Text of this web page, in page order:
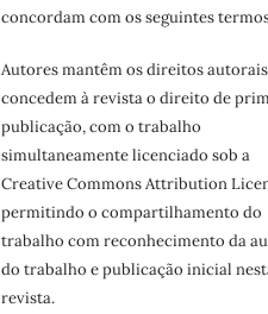
concordam com os seguintes
Autores mantêm os direitos
concedem à revista o direito de
publicação, com o trabalho
simultaneamente licenciado sob a
Creative Commons Attribution
permitindo o compartilhamento do
trabalho com reconhecimento da
do trabalho e publicação inicial
revista.